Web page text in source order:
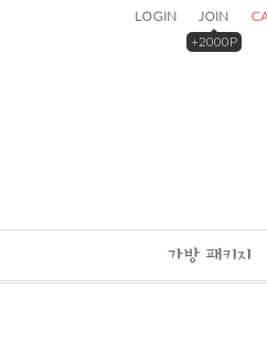
LOGIN
JOIN
+2000P
가방 패키지